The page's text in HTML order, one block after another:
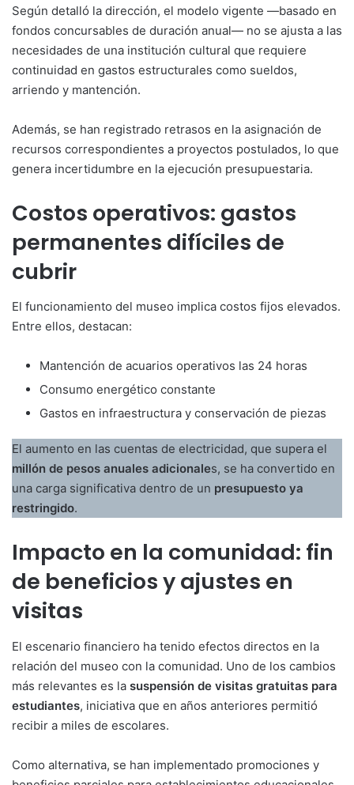
Según detalló la dirección, el modelo vigente —basado en
fondos concursables de duración anual— no se ajusta a las
necesidades de una institución cultural que requiere
continuidad en gastos estructurales como sueldos,
arriendo y mantención.
Además, se han registrado retrasos en la asignación de
recursos correspondientes a proyectos postulados, lo que
genera incertidumbre en la ejecución presupuestaria.
Costos operativos: gastos
permanentes difíciles de
cubrir
El funcionamiento del museo implica costos fijos elevados.
Entre ellos, destacan:
Mantención de acuarios operativos las 24 horas
Consumo energético constante
Gastos en infraestructura y conservación de piezas
El aumento en las cuentas de electricidad, que supera el
millón de pesos anuales adicionales, se ha convertido en
una carga significativa dentro de un presupuesto ya
restringido.
Impacto en la comunidad: fin
de beneficios y ajustes en
visitas
El escenario financiero ha tenido efectos directos en la
relación del museo con la comunidad. Uno de los cambios
más relevantes es la suspensión de visitas gratuitas para
estudiantes, iniciativa que en años anteriores permitió
recibir a miles de escolares.
Como alternativa, se han implementado promociones y